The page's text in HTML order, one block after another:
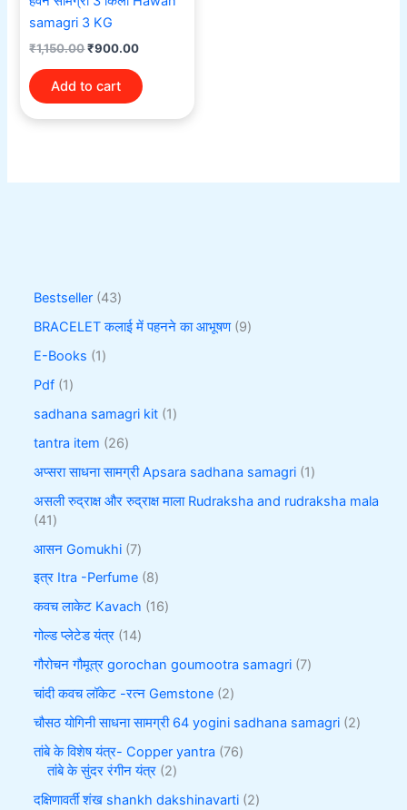
samagri 3 KG
₹1,150.00₹900.00
Add to cart
Bestseller 43
BRACELET कलाई में पहनने का आभूषण 9
E-Books 1
Pdf 1
sadhana samagri kit 1
tantra item 26
अप्सरा साधना सामग्री Apsara sadhana samagri 1
असली रुद्राक्ष और रुद्राक्ष माला Rudraksha and rudraksha mala
41
आसन Gomukhi 7
इत्र Itra -Perfume 8
कवच लाकेट Kavach 16
गोल्ड प्लेटेड यंत्र 14
गौरोचन गौमूत्र gorochan goumootra samagri 7
चांदी कवच लॉकेट -रत्न Gemstone 2
चौसठ योगिनी साधना सामग्री 64 yogini sadhana samagri 2
तांबे के विशेष यंत्र- Copper yantra 76
तांबे के सुंदर रंगीन यंत्र 2
दक्षिणावर्ती शंख shankh dakshinavarti 2